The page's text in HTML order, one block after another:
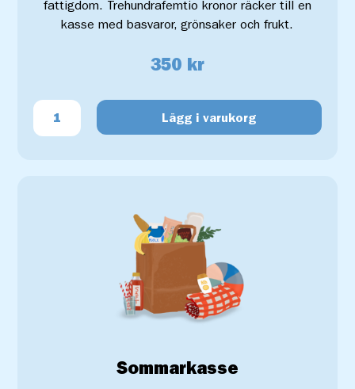
fattigdom. Trehundrafemtio kronor räcker till en
kasse med basvaror, grönsaker och frukt.
350 kr
Lägg i varukorg
Sommarkasse